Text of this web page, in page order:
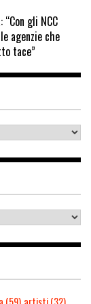
gli NCC
agenzie che
tace”